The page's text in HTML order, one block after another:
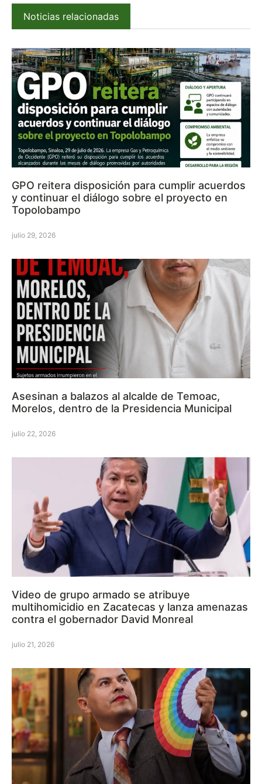
Noticias relacionadas
GPO reitera disposición para cumplir acuerdos
y continuar el diálogo sobre el proyecto en
Topolobampo
julio 29, 2026
Asesinan a balazos al alcalde de Temoac,
Morelos, dentro de la Presidencia Municipal
julio 22, 2026
Video de grupo armado se atribuye
multihomicidio en Zacatecas y lanza amenazas
contra el gobernador David Monreal
julio 21, 2026